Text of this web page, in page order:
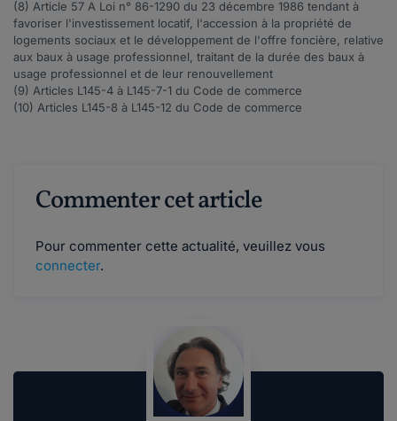
(8) Article 57 A Loi n° 86-1290 du 23 décembre 1986 tendant à
favoriser l'investissement locatif, l'accession à la propriété de
logements sociaux et le développement de l'offre foncière, relative
aux baux à usage professionnel, traitant de la durée des baux à
usage professionnel et de leur renouvellement
(9) Articles L145-4 à L145-7-1 du Code de commerce
(10) Articles L145-8 à L145-12 du Code de commerce
Commenter cet article
Pour commenter cette actualité, veuillez vous
connecter.